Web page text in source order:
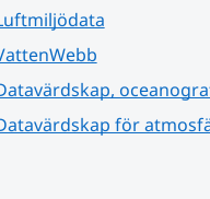
för